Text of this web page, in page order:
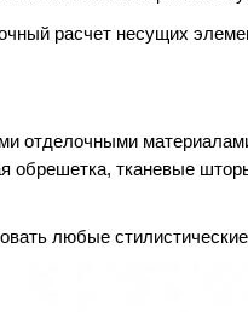
расчет несущих
отделочными
обрешетка, тканевые
любые